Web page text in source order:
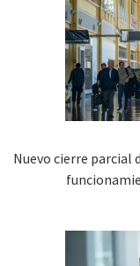
Nuevo cierre parcial